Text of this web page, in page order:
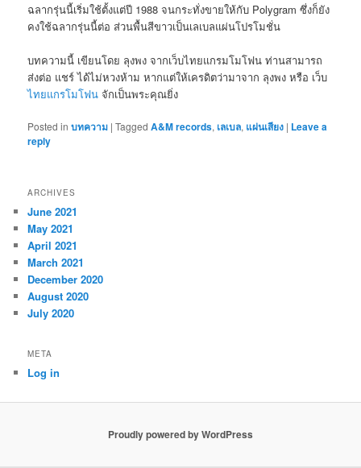
ฉลากรุ่นนี้เริ่มใช้ตั้งแต่ปี 1988 จนกระทั่งขายให้กับ Polygram ซึ่งก็ยัง
คงใช้ฉลากรุ่นนี้ต่อ ส่วนพื้นสีขาวเป็นเลเบลแผ่นโปรโมชั่น
บทความนี้ เขียนโดย ลุงพง จากเว็บไทยแกรมโมโฟน ท่านสามารถ
ส่งต่อ แชร์ ได้ไม่หวงห้าม หากแต่ให้เครดิตว่ามาจาก ลุงพง หรือ เว็บ
ไทยแกรโมโฟน จักเป็นพระคุณยิ่ง
Posted in บทความ |Tagged A&M records, เลเบล, แผ่นเสียง | Leave a
reply
ARCHIVES
June 2021
May 2021
April 2021
March 2021
December 2020
August 2020
July 2020
META
Log in
Proudly powered by WordPress